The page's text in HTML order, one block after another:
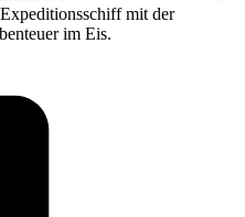
mit der
im Eis.